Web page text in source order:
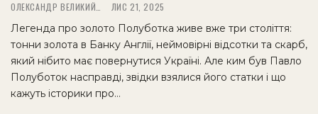
ОЛЕКСАНДР ВЕЛИКИЙ ЛИС 21, 2025
Легенда про золото Полуботка живе вже три століття:
тонни золота в Банку Англії, неймовірні відсотки та скарб,
який нібито має повернутися Україні. Але ким був Павло
Полуботок насправді, звідки взялися його статки і що
кажуть історики про…